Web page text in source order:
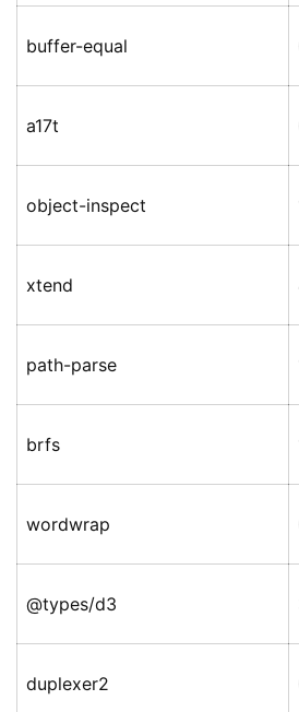
buffer-equal
a17t
object-inspect
xtend
path-parse
brfs
wordwrap
@types/d3
duplexer2